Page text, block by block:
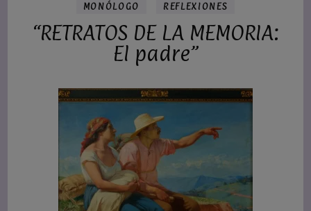
MONÓLOGO
REFLEXIONES
“RETRATOS DE LA MEMORIA:
El padre”